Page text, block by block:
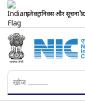
इलेक्ट्रानिक्स और सूचना